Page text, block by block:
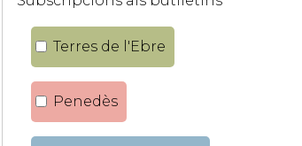
Terres de l'Ebre
Penedès